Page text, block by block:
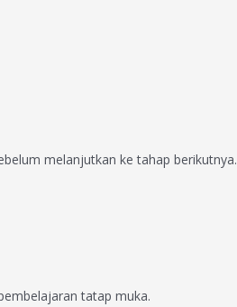
melanjutkan ke tahap berikutnya.
tatap muka.